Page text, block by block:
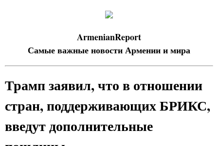
ArmenianReport
Самые важные новости Армении и мира
Трамп заявил, что в отношении
стран, поддерживающих БРИКС,
введут дополнительные